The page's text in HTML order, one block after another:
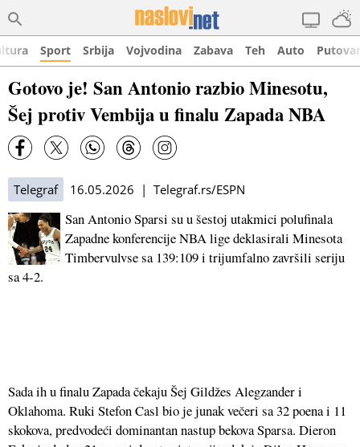
Sport Srbija Vojvodina Zabava Teh Auto
Gotovo je! San Antonio razbio Minesotu,
Šej protiv Vembija u finalu Zapada NBA
Telegraf 16.05.2026 | Telegraf.rs/ESPN
San Antonio Sparsi su u šestoj utakmici polufinala
Zapadne konferencije NBA lige deklasirali Minesota
Timbervulvse sa 139:109 i trijumfalno završili seriju
sa 4-2.
Sada ih u finalu Zapada čekaju Šej Gildžes Alegzander i
Oklahoma. Ruki Stefon Casl bio je junak večeri sa 32 poena i 11
skokova, predvodeći dominantan nastup bekova Sparsa. Dieron